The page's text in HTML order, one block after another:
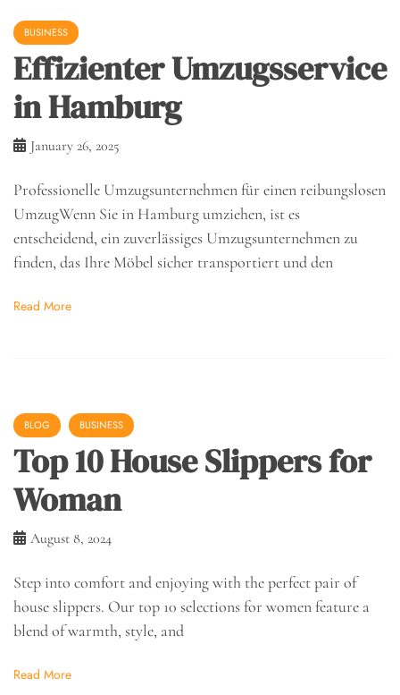
BUSINESS
Effizienter Umzugsservice
in Hamburg
January 26, 2025
Professionelle Umzugsunternehmen für einen reibungslosen
UmzugWenn Sie in Hamburg umziehen, ist es
entscheidend, ein zuverlässiges Umzugsunternehmen zu
finden, das Ihre Möbel sicher transportiert und den
Read More
BLOG BUSINESS
Top 10 House Slippers for
Woman
August 8, 2024
Step into comfort and enjoying with the perfect pair of
house slippers. Our top 10 selections for women feature a
blend of warmth, style, and
Read More